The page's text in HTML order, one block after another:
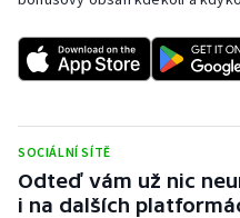
SOCIÁLNÍ SÍTĚ
Odteď vám už nic
i na dalších